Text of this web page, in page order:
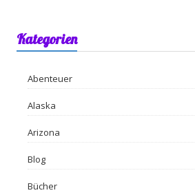
Kategorien
Abenteuer
Alaska
Arizona
Blog
Bücher